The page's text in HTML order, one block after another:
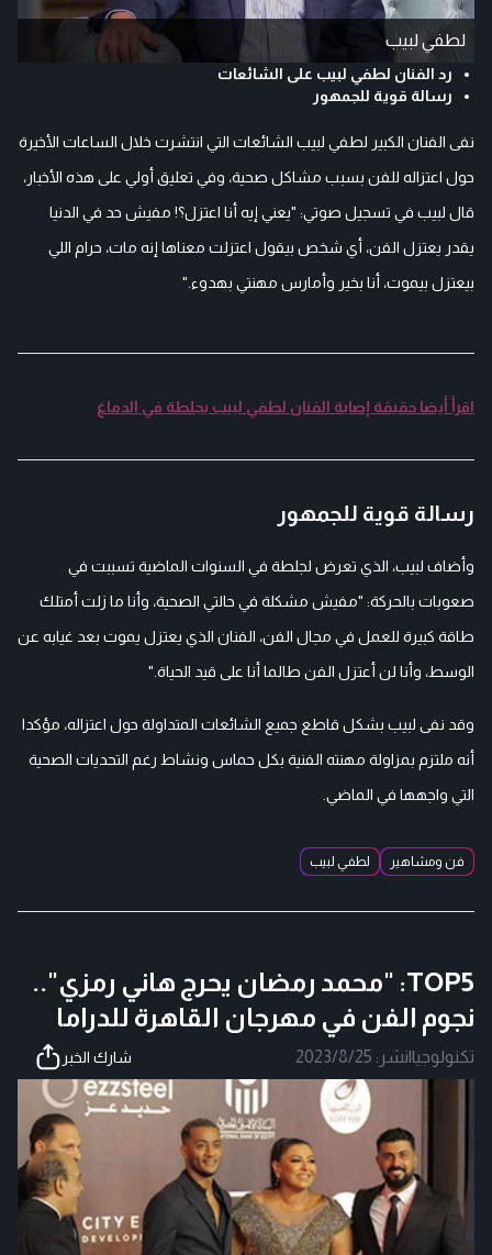
لطفي لبيب
رد الفنان لطفي لبيب على الشائعات
رسالة قوية للجمهور
نفى الفنان الكبير لطفي لبيب الشائعات التي انتشرت خلال الساعات الأخيرة
حول اعتزاله للفن بسبب مشاكل صحية، وفي تعليق أولي على هذه الأخبار،
قال لبيب في تسجيل صوتي: "يعني إيه أنا اعتزل؟! مفيش حد في الدنيا
يقدر يعتزل الفن، أي شخص بيقول اعتزلت معناها إنه مات، حرام اللي
بيعتزل بيموت، أنا بخير وأمارس مهنتي بهدوء."
اقرأ أيضا حقيقة إصابة الفنان لطفي لبيب بجلطة في الدماغ
رسالة قوية للجمهور
وأضاف لبيب، الذي تعرض لجلطة في السنوات الماضية تسببت في
صعوبات بالحركة: "مفيش مشكلة في حالتي الصحية، وأنا ما زلت أمتلك
طاقة كبيرة للعمل في مجال الفن، الفنان الذي يعتزل يموت بعد غيابه عن
الوسط، وأنا لن أعتزل الفن طالما أنا على قيد الحياة."
وقد نفى لبيب بشكل قاطع جميع الشائعات المتداولة حول اعتزاله، مؤكدا
أنه ملتزم بمزاولة مهنته الفنية بكل حماس ونشاط رغم التحديات الصحية
التي واجهها في الماضي.
فن ومشاهير لطفي لبيب
TOP5: "محمد رمضان يحرج هاني رمزي"..
نجوم الفن في مهرجان القاهرة للدراما
تكنولوجيا|نشر: 2023/8/25 شارك الخبر